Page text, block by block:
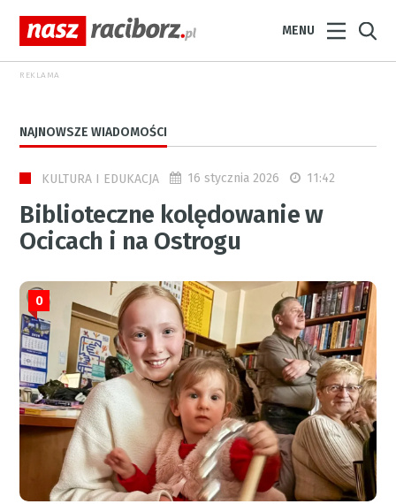
MENU
REKLAMA
NAJNOWSZE WIADOMOŚCI
KULTURA I EDUKACJA 16 stycznia 2026 11:42
Biblioteczne kolędowanie w
Ocicach i na Ostrogu
0